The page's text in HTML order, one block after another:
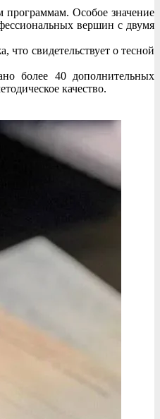
Особое значение
вершин с двумя
свидетельствует о тесной
более 40 дополнительных
качество.